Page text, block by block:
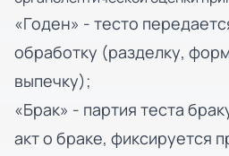
«Годен» - тесто
обработку (разделку,
выпечку);
«Брак» - партия теста
акт о браке, фиксируется